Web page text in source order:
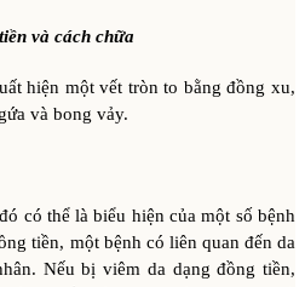
và cách chữa
một vết tròn to bằng đồng xu,
và bong vảy.
thể là biểu hiện của một số bệnh
tiền, một bệnh có liên quan đến da
Nếu bị viêm da dạng đồng tiền,